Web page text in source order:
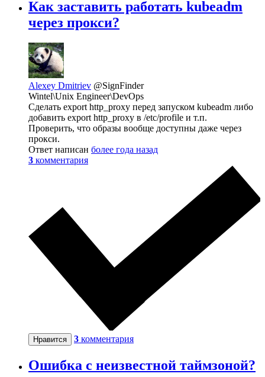
Как заставить работать kubeadm
через прокси?
Alexey Dmitriev @SignFinder
Wintel\Unix Engineer\DevOps
Сделать export http_proxy перед запуском kubeadm либо
добавить export http_proxy в /etc/profile и т.п.
Проверить, что образы вообще доступны даже через
прокси.
Ответ написан более года назад
3 комментария
Нравится 3 комментария
Ошибка с неизвестной таймзоной?